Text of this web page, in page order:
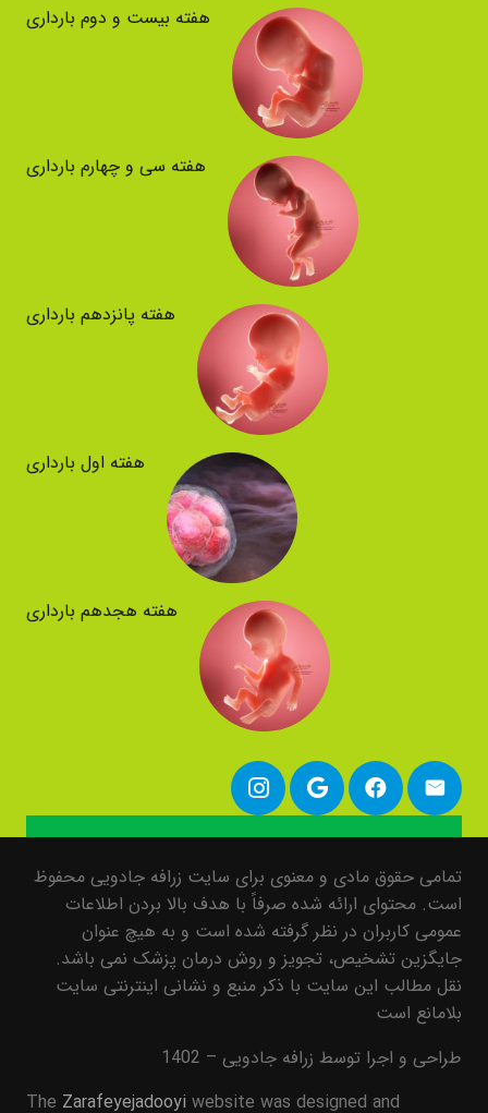
هفته بیست و دوم بارداری
هفته سی و چهارم بارداری
هفته پانزدهم بارداری
هفته اول بارداری
هفته هجدهم بارداری
تمامی حقوق مادی و معنوی برای سایت زرافه جادویی محفوظ
است. محتوای ارائه شده صرفاً با هدف بالا بردن اطلاعات
عمومی کاربران در نظر گرفته شده است و به هیچ عنوان
جایگزین تشخیص، تجویز و روش درمان پزشک نمی باشد.
نقل مطالب این سایت با ذکر منبع و نشانی اینترنتی سایت
بلامانع است
طراحی و اجرا توسط زرافه جادویی – 1402
The Zarafeyejadooyi website was designed and